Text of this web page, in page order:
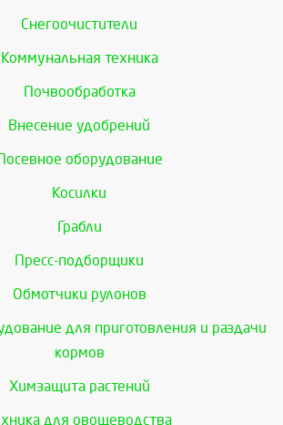
Снегоочистители
Коммунальная техника
Почвообработка
Внесение удобрений
оборудование
Косилки
Грабли
Пресс-подборщики
Обмотчики рулонов
для приготовления и раздачи
кормов
Химзащита растений
для овощеводства